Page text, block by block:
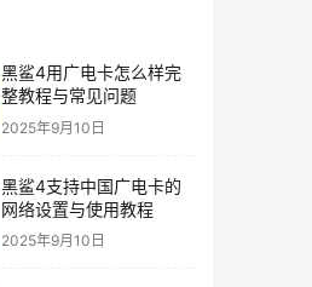
黑鲨4用广电卡怎么样完
整教程与常见问题
2025年9月10日
黑鲨4支持中国广电卡的
网络设置与使用教程
2025年9月10日